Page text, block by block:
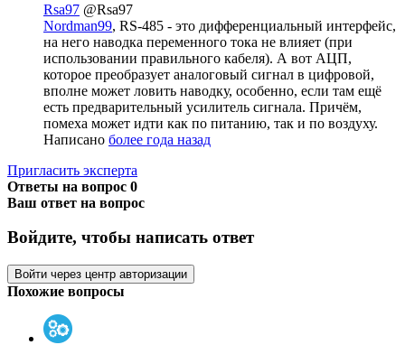
Rsa97 @Rsa97
Nordman99, RS-485 - это дифференциальный интерфейс,
на него наводка переменного тока не влияет (при
использовании правильного кабеля). А вот АЦП,
которое преобразует аналоговый сигнал в цифровой,
вполне может ловить наводку, особенно, если там ещё
есть предварительный усилитель сигнала. Причём,
помеха может идти как по питанию, так и по воздуху.
Написано более года назад
Пригласить эксперта
Ответы на вопрос 0
Ваш ответ на вопрос
Войдите, чтобы написать ответ
Войти через центр авторизации
Похожие вопросы